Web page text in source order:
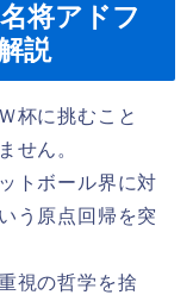
将アドフ
説
杯に挑むこと
せん。
トボール界に対
う原点回帰を突
視の哲学を捨